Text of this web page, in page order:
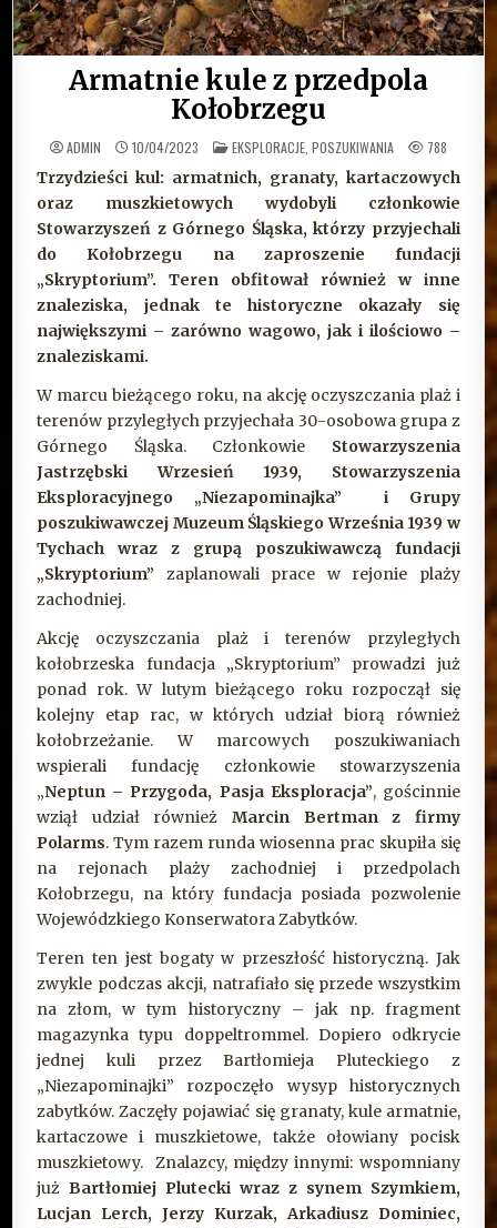
Armatnie kule z przedpola
Kołobrzegu
ADMIN 10/04/2023 OPUBLIKOWANE
W
EKSPLORACJE, POSZUKIWANIA 788
Trzydzieści kul: armatnich, granaty, kartaczowych
oraz muszkietowych wydobyli członkowie
Stowarzyszeń z Górnego Śląska, którzy przyjechali
do Kołobrzegu na zaproszenie fundacji
„Skryptorium”. Teren obfitował również w inne
znaleziska, jednak te historyczne okazały się
największymi – zarówno wagowo, jak i ilościowo –
znaleziskami.
W marcu bieżącego roku, na akcję oczyszczania plaż i
terenów przyległych przyjechała 30-osobowa grupa z
Górnego Śląska. Członkowie Stowarzyszenia
Jastrzębski Wrzesień 1939, Stowarzyszenia
Eksploracyjnego „Niezapominajka” i Grupy
poszukiwawczej Muzeum Śląskiego Września 1939 w
Tychach wraz z grupą poszukiwawczą fundacji
„Skryptorium” zaplanowali prace w rejonie plaży
zachodniej.
Akcję oczyszczania plaż i terenów przyległych
kołobrzeska fundacja „Skryptorium” prowadzi już
ponad rok. W lutym bieżącego roku rozpoczął się
kolejny etap rac, w których udział biorą również
kołobrzeżanie. W marcowych poszukiwaniach
wspierali fundację członkowie stowarzyszenia
„Neptun – Przygoda, Pasja Eksploracja”, gościnnie
wziął udział również Marcin Bertman z firmy
Polarms. Tym razem runda wiosenna prac skupiła się
na rejonach plaży zachodniej i przedpolach
Kołobrzegu, na który fundacja posiada pozwolenie
Wojewódzkiego Konserwatora Zabytków.
Teren ten jest bogaty w przeszłość historyczną. Jak
zwykle podczas akcji, natrafiało się przede wszystkim
na złom, w tym historyczny – jak np. fragment
magazynka typu doppeltrommel. Dopiero odkrycie
jednej kuli przez Bartłomieja Pluteckiego z
„Niezapominajki” rozpoczęło wysyp historycznych
zabytków. Zaczęły pojawiać się granaty, kule armatnie,
kartaczowe i muszkietowe, także ołowiany pocisk
muszkietowy. Znalazcy, między innymi: wspomniany
jużBartłomiej Plutecki wraz z synem Szymkiem,
Lucjan Lerch, Jerzy Kurzak, Arkadiusz Dominiec,